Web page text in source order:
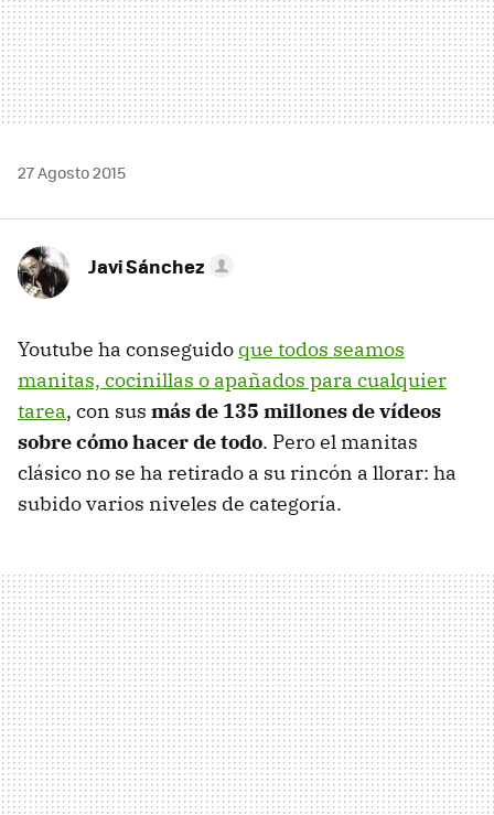
27 Agosto 2015
Javi Sánchez
Youtube ha conseguido que todos seamos
manitas, cocinillas o apañados para cualquier
tarea, con sus más de 135 millones de vídeos
sobre cómo hacer de todo. Pero el manitas
clásico no se ha retirado a su rincón a llorar: ha
subido varios niveles de categoría.